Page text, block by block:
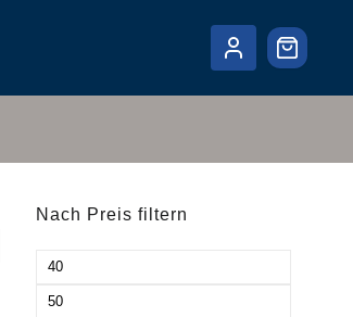
Nach Preis filtern
Min.
Max.